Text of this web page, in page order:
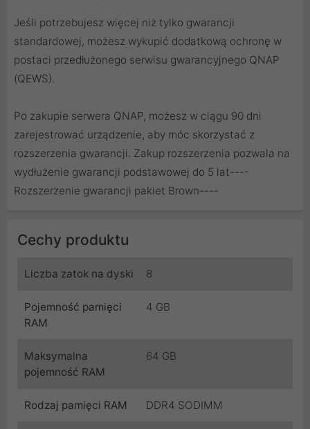
Jeśli potrzebujesz więcej niż tylko gwarancji
standardowej, możesz wykupić dodatkową ochronę w
postaci przedłużonego serwisu gwarancyjnego QNAP
(QEWS).
Po zakupie serwera QNAP, możesz w ciągu 90 dni
zarejestrować urządzenie, aby móc skorzystać z
rozszerzenia gwarancji. Zakup rozszerzenia pozwala na
wydłużenie gwarancji podstawowej do 5 lat----
Rozszerzenie gwarancji pakiet Brown----
Cechy produktu
Liczba zatok na dyski 8
Pojemność pamięci
RAM
4 GB
Maksymalna
pojemność RAM
64 GB
Rodzaj pamięci RAM DDR4 SODIMM